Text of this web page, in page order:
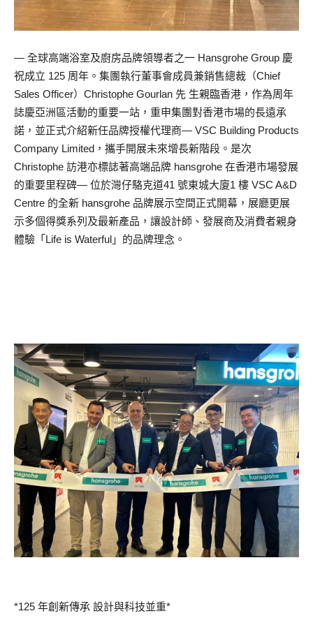
— 全球高端浴室及廚房品牌領導者之一 Hansgrohe Group 慶
祝成立 125 周年。集團執行董事會成員兼銷售總裁（Chief
Sales Officer）Christophe Gourlan 先 生親臨香港，作為周年
誌慶亞洲區活動的重要一站，重申集團對香港市場的長遠承
諾，並正式介紹新任品牌授權代理商— VSC Building Products
Company Limited，攜手開展未來增長新階段。是次
Christophe 訪港亦標誌著高端品牌 hansgrohe 在香港市場發展
的重要里程碑— 位於灣仔駱克道41 號東城大廈1 樓 VSC A&D
Centre 的全新 hansgrohe 品牌展示空間正式開幕，展廳更展
示多個得獎系列及最新產品，讓設計師、發展商及消費者親身
體驗「Life is Waterful」的品牌理念。
*125 年創新傳承 設計與科技並重*